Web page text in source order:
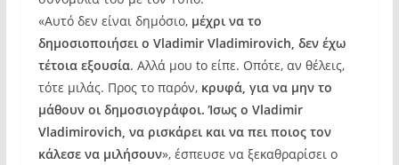
«Αυτό δεν είναι δημόσιο, μέχρι να το
δημοσιοποιήσει ο Vladimir Vladimirovich, δεν έχω
τέτοια εξουσία. Αλλά μου to είπε. Οπότε, αν θέλεις,
τότε μιλάς. Προς το παρόν,κρυφά, για να μην το
μάθουν οι δημοσιογράφοι. Ίσως ο Vladimir
Vladimirovich, να ρισκάρει και να πει ποιος τον
κάλεσε να μιλήσουν», έσπευσε να ξεκαθραρίσει ο